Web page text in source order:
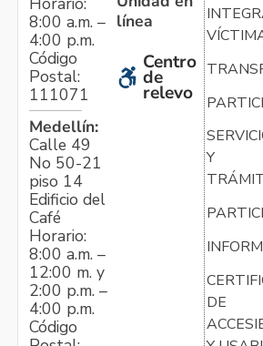
8:00 a.m. –
4:00 p.m.
Código
Postal:
111071
Medellín:
Calle 49
No 50-21
piso 14
Edificio del
Café
Horario:
8:00 a.m. –
12:00 m. y
2:00 p.m. –
4:00 p.m.
Código
línea
Centro
de
relevo
Y
DE